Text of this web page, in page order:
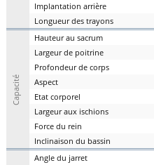
Implantation arrière
Longueur des trayons
Capacité
Hauteur au sacrum
Largeur de poitrine
Profondeur de corps
Aspect
Etat corporel
Largeur aux ischions
Force du rein
Inclinaison du bassin
Angle du jarret